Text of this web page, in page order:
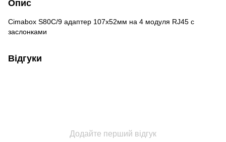
Опис
Сimabox S80C/9 адаптер 107х52мм на 4 модуля RJ45 с
заслонками
Відгуки
Додайте перший відгук